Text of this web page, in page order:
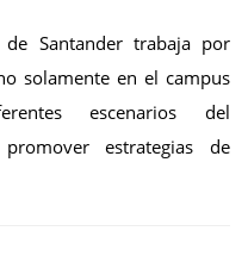
Santander trabaja por
solamente en el campus
escenarios del
estrategias de